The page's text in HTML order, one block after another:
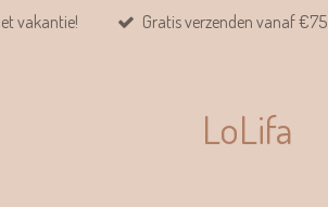
vakantie! Gratis verzenden vanaf €75
LoLifa